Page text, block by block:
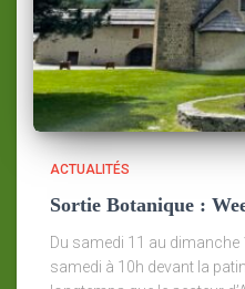
ACTUALITÉS
Sortie Botanique :
Du samedi 11 au dimanche
samedi à 10h devant la